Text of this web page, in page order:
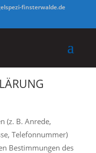
finsterwalde.de
(z. B. Anrede,
Telefonnummer)
Bestimmungen des